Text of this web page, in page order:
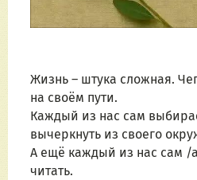
Жизнь – штука сложная.
на своём пути.
Каждый из нас сам
вычеркнуть из своего
А ещё каждый из нас сам /
читать.